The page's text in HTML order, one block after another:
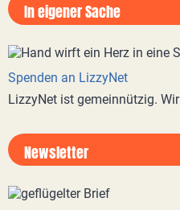
In eigener Sache
Spenden an LizzyNet
LizzyNet ist gemeinnützig.
Newsletter